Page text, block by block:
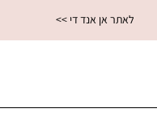
<< לאתר אן אנד די